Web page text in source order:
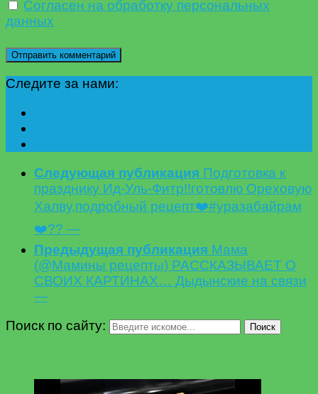
Согласен на обработку персональных
данных
Следите за нами:
Следующая публикация Подготовка к
празднику Ид-Уль-Фитр!!готовлю Ореховую
Халву,подробный рецепт❤️#уразабайрам
❤️?? —
Предыдущая публикация Мама
(@Мамины рецепты) РАССКАЗЫВАЕТ О
СВОИХ КАРТИНАХ… Дыдынские на связи
—
Поиск по сайту:
Поиск